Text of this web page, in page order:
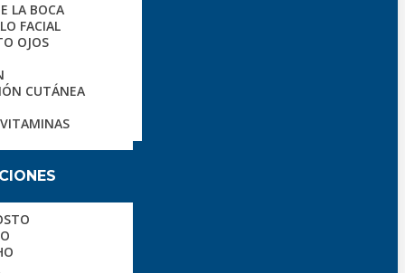
LA BOCA
FACIAL
OJOS
CUTÁNEA